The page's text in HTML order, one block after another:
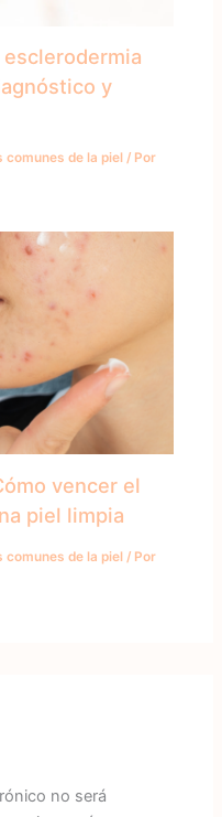
y
comunes de la piel / Por
vencer el
piel limpia
comunes de la piel / Por
no será